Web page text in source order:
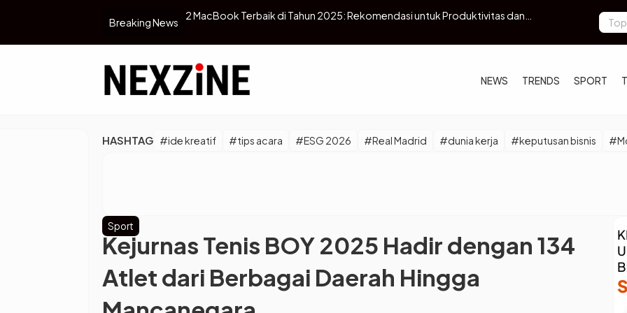
Breaking News
Jangan Asal Cancel! Gojek Resmi Berlakukan Biaya Pembatalan GoCar Rp3.000
Askrindo
Nasional
NEWS TRENDS SPORT
HASHTAG #ide kreatif #tips acara #ESG 2026 #Real Madrid #dunia kerja #keputusan bisnis
Sport
Kejurnas Tenis BOY 2025 Hadir dengan 134
Atlet dari Berbagai Daerah Hingga